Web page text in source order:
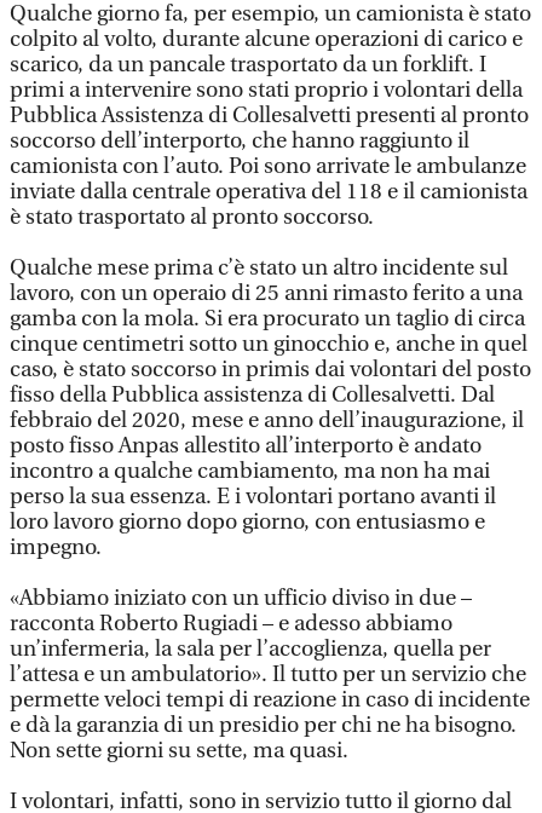
Qualche giorno fa, per esempio, un camionista è stato
colpito al volto, durante alcune operazioni di carico e
scarico, da un pancale trasportato da un forklift. I
primi a intervenire sono stati proprio i volontari della
Pubblica Assistenza di Collesalvetti presenti al pronto
soccorso dell’interporto, che hanno raggiunto il
camionista con l’auto. Poi sono arrivate le ambulanze
inviate dalla centrale operativa del 118 e il camionista
è stato trasportato al pronto soccorso.
Qualche mese prima c’è stato un altro incidente sul
lavoro, con un operaio di 25 anni rimasto ferito a una
gamba con la mola. Si era procurato un taglio di circa
cinque centimetri sotto un ginocchio e, anche in quel
caso, è stato soccorso in primis dai volontari del posto
fisso della Pubblica assistenza di Collesalvetti. Dal
febbraio del 2020, mese e anno dell’inaugurazione, il
posto fisso Anpas allestito all’interporto è andato
incontro a qualche cambiamento, ma non ha mai
perso la sua essenza. E i volontari portano avanti il
loro lavoro giorno dopo giorno, con entusiasmo e
impegno.
«Abbiamo iniziato con un ufficio diviso in due –
racconta Roberto Rugiadi – e adesso abbiamo
un’infermeria, la sala per l’accoglienza, quella per
l’attesa e un ambulatorio». Il tutto per un servizio che
permette veloci tempi di reazione in caso di incidente
e dà la garanzia di un presidio per chi ne ha bisogno.
Non sette giorni su sette, ma quasi.
I volontari, infatti, sono in servizio tutto il giorno dal